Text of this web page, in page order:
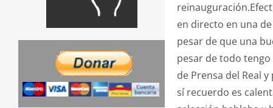
en directo en una
pesar de que una
pesar de todo tengo
de Prensa del Real
sí recuerdo es